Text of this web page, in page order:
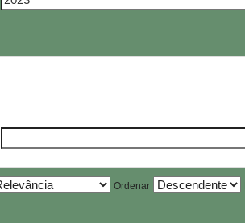
Ordenar